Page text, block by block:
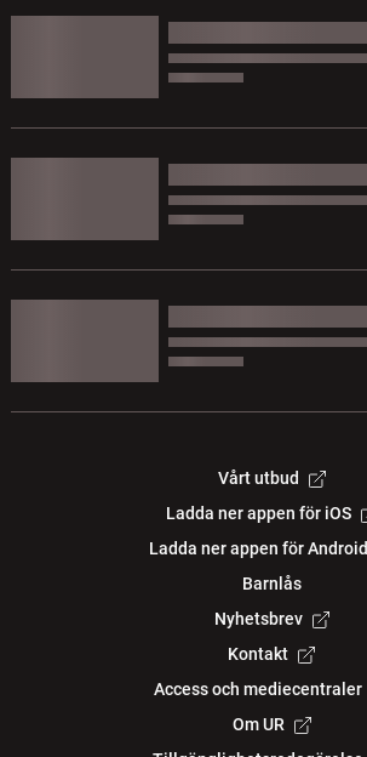
Vårt utbud
Ladda ner appen för iOS
Ladda ner appen för Android
Barnlås
Nyhetsbrev
Kontakt
Access och mediecentraler
Om UR